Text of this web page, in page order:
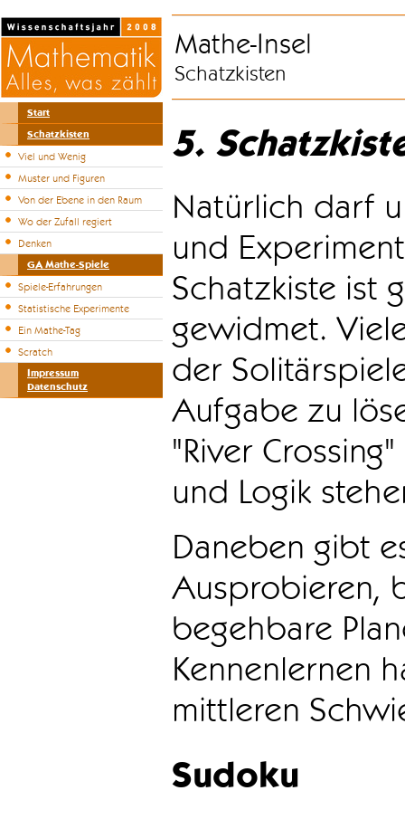
Start
Schatzkisten
Viel und Wenig
Muster und Figuren
Von der Ebene in den Raum
Wo der Zufall regiert
Denken
GA Mathe-Spiele
Spiele-Erfahrungen
Statistische Experimente
Ein Mathe-Tag
Scratch
Impressum
Datenschutz
Mathe-Insel
Schatzkisten
5.
Natürlich darf
und
Schatzkiste ist
gewidmet.
der
Aufgabe zu
"River
und Logik
Daneben gibt
Ausprobieren,
begehbare
Kennenlernen
mittleren
Sudoku